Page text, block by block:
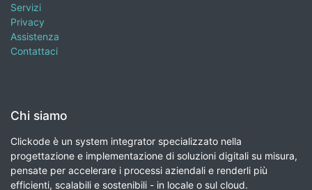
Servizi
Privacy
Assistenza
Contattaci
Chi siamo
Clickode è un system integrator specializzato nella
progettazione e implementazione di soluzioni digitali su misura,
pensate per accelerare i processi aziendali e renderli più
efficienti, scalabili e sostenibili - in locale o sul cloud.